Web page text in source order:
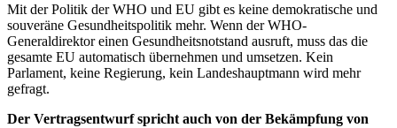
Mit der Politik der WHO und EU gibt es keine demokratische und
souveräne Gesundheitspolitik mehr. Wenn der WHO-
Generaldirektor einen Gesundheitsnotstand ausruft, muss das die
gesamte EU automatisch übernehmen und umsetzen. Kein
Parlament, keine Regierung, kein Landeshauptmann wird mehr
gefragt.
Der Vertragsentwurf spricht auch von der Bekämpfung von